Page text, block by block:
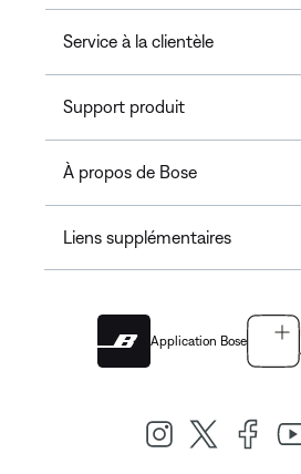
Service à la clientèle
Support produit
À propos de Bose
Liens supplémentaires
Application Bose